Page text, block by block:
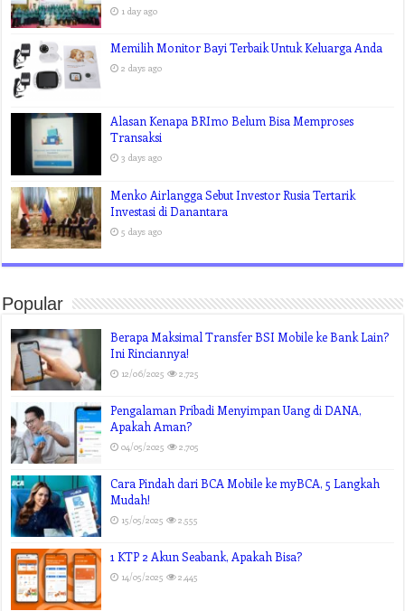
1 day ago
Memilih Monitor Bayi Terbaik Untuk Keluarga Anda
2 days ago
Alasan Kenapa BRImo Belum Bisa Memproses
Transaksi
3 days ago
Menko Airlangga Sebut Investor Rusia Tertarik
Investasi di Danantara
5 days ago
Popular
Berapa Maksimal Transfer BSI Mobile ke Bank Lain?
Ini Rinciannya!
12/06/2025 2,725
Pengalaman Pribadi Menyimpan Uang di DANA,
Apakah Aman?
04/05/2025 2,705
Cara Pindah dari BCA Mobile ke myBCA, 5 Langkah
Mudah!
15/05/2025 2,555
1 KTP 2 Akun Seabank, Apakah Bisa?
14/05/2025 2,445